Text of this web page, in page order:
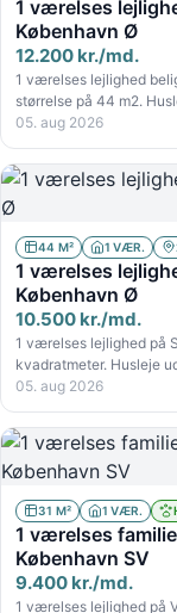
1 værelses
København Ø
12.200 kr./md.
1 værelses lejlighed
størrelse på 44 m2.
05. aug 2026
44 M² 1 VÆR.
1 værelses
København Ø
10.500 kr./md.
1 værelses lejlighed på
kvadratmeter. Husleje
05. aug 2026
31 M² 1 VÆR.
1 værelses
København SV
9.400 kr./md.
1 værelses lejlighed på